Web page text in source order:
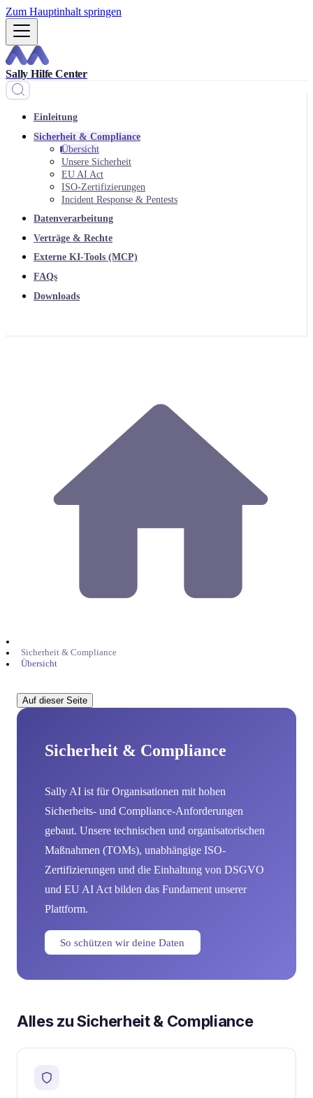
Zum Hauptinhalt springen
Sally Hilfe Center
Einleitung
Sicherheit & Compliance
Übersicht
Unsere Sicherheit
EU AI Act
ISO-Zertifizierungen
Incident Response & Pentests
Datenverarbeitung
Verträge & Rechte
Externe KI-Tools (MCP)
FAQs
Downloads
Sicherheit & Compliance
Übersicht
Auf dieser Seite
Sicherheit & Compliance
Sally AI ist für Organisationen mit hohen
Sicherheits- und Compliance-Anforderungen
gebaut. Unsere technischen und organisatorischen
Maßnahmen (TOMs), unabhängige ISO-
Zertifizierungen und die Einhaltung von DSGVO
und EU AI Act bilden das Fundament unserer
Plattform.
So schützen wir deine Daten
Alles zu Sicherheit & Compliance